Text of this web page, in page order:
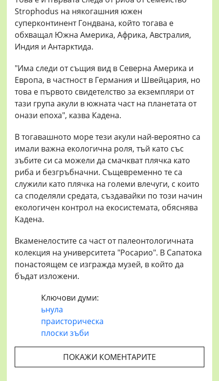
Strophodus на някогашния южен
суперконтинент Гондвана, който тогава е
обхващал Южна Америка, Африка, Австралия,
Индия и Антарктида.
"Има следи от същия вид в Северна Америка и
Европа, в частност в Германия и Швейцария, но
това е първото свидетелство за екземпляри от
тази група акули в южната част на планетата от
онази епоха", казва Кадена.
В тогавашното море тези акули най-вероятно са
имали важна екологична роля, тъй като със
зъбите си са можели да смачкват плячка като
риба и безгръбначни. Същевременно те са
служили като плячка на големи влечуги, с които
са споделяли средата, създавайки по този начин
екологичен контрол на екосистемата, обяснява
Кадена.
Вкаменелостите са част от палеонтологичната
колекция на университета "Росарио". В Сапатока
понастоящем се изгражда музей, в който да
бъдат изложени.
Ключови думи:
ьнула
праисторическа
плоски зъби
ПОКАЖИ КОМЕНТАРИТЕ